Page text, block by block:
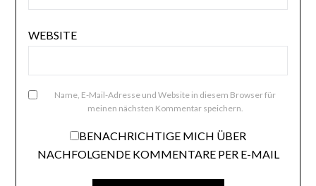
WEBSITE
Name, E-Mail-Adresse und Website in diesem Browser für
meinen nächsten Kommentar speichern.
BENACHRICHTIGE MICH ÜBER
NACHFOLGENDE KOMMENTARE PER E-MAIL